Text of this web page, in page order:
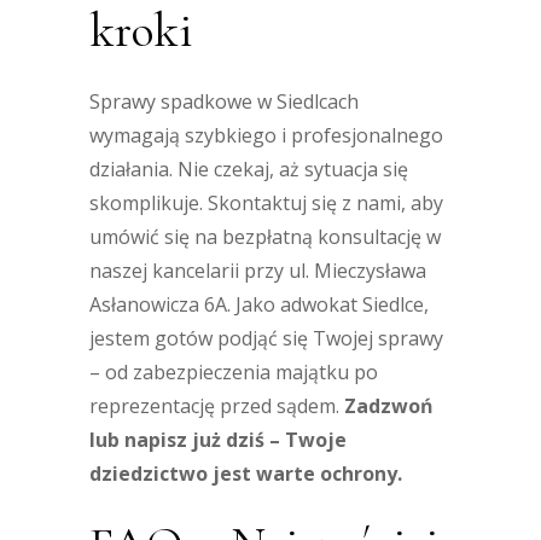
kroki
Sprawy spadkowe w Siedlcach
wymagają szybkiego i profesjonalnego
działania. Nie czekaj, aż sytuacja się
skomplikuje. Skontaktuj się z nami, aby
umówić się na bezpłatną konsultację w
naszej kancelarii przy ul. Mieczysława
Asłanowicza 6A. Jako adwokat Siedlce,
jestem gotów podjąć się Twojej sprawy
– od zabezpieczenia majątku po
reprezentację przed sądem. Zadzwoń
lub napisz już dziś – Twoje
dziedzictwo jest warte ochrony.